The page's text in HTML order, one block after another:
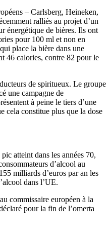
– Carlsberg, Heineken,
ralliés au projet d’un
énergétique de bières. Ils ont
pour 100 ml et non en
place la bière dans une
46 calories, contre 82 pour le
de spiritueux. Le groupe
une campagne de
à peine le tiers d’une
cela constitue plus que la dose
atteint dans les années 70,
d’alcool au
milliards d’euros par an les
dans l’UE.
commissaire européen à la
pour la fin de l’omerta